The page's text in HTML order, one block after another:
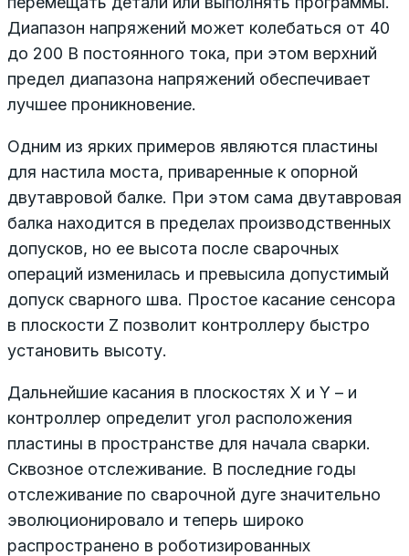
Диапазон напряжений может колебаться от 40
до 200 В постоянного тока, при этом верхний
предел диапазона напряжений обеспечивает
лучшее проникновение.
Одним из ярких примеров являются пластины
для настила моста, приваренные к опорной
двутавровой балке. При этом сама двутавровая
балка находится в пределах производственных
допусков, но ее высота после сварочных
операций изменилась и превысила допустимый
допуск сварного шва. Простое касание сенсора
в плоскости Z позволит контроллеру быстро
установить высоту.
Дальнейшие касания в плоскостях X и Y – и
контроллер определит угол расположения
пластины в пространстве для начала сварки.
Сквозное отслеживание. В последние годы
отслеживание по сварочной дуге значительно
эволюционировало и теперь широко
распространено в роботизированных